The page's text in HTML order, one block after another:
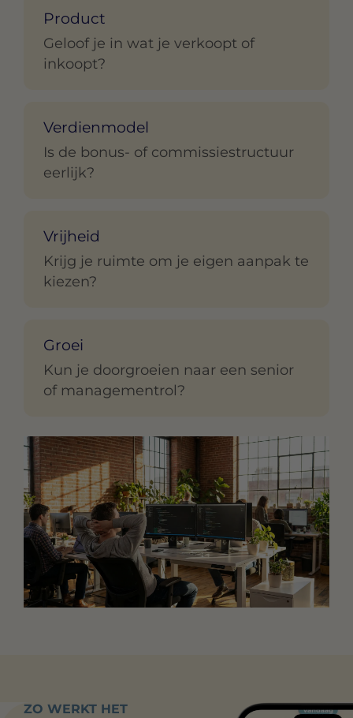
Product
Geloof je in wat je verkoopt of
inkoopt?
Verdienmodel
Is de bonus- of commissiestructuur
eerlijk?
Vrijheid
Krijg je ruimte om je eigen aanpak te
kiezen?
Groei
Kun je doorgroeien naar een senior
of managementrol?
ZO WERKT HET